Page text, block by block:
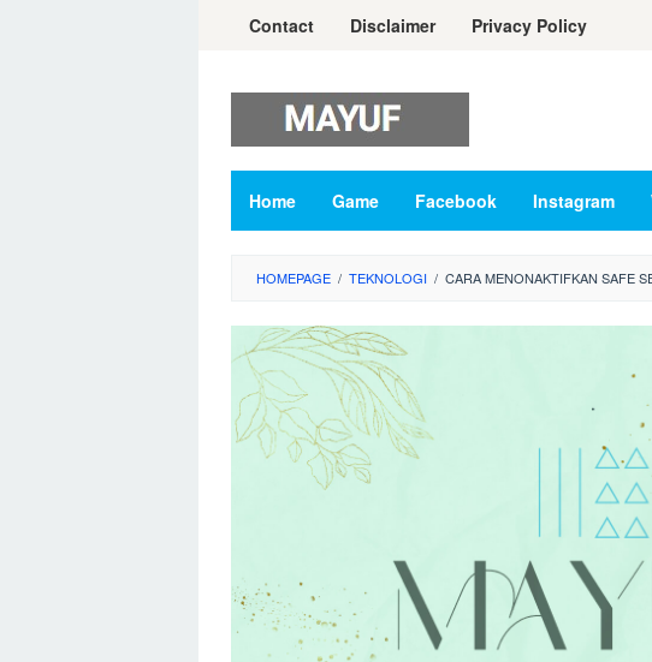
Contact Disclaimer Privacy Policy
Home Game Facebook Instagram
HOMEPAGE / TEKNOLOGI / CARA MENONAKTIFKAN SAFE